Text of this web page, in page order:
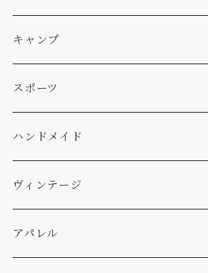
雑貨
ステッカー
バッグ
パンツ
パーカー・トレーナー
サーフ
スキー
A-Frame
DOGS
WEAR
Four My Self
Ten
アメリカ軍払い下げ
...mura
車外
マット、シート
エアフレッシュナー
小物
ヘルメット
キャンプ
ファニチャー
キッチン
スリーピング
小物
スポーツ
サーフ
スキー
ハンドメイド
ステッカー
ワッペン
ヴィンテージ
ワッペン
アパレル